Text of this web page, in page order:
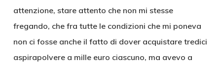
attenzione, stare attento che non mi stesse
fregando, che fra tutte le condizioni che mi poneva
non ci fosse anche il fatto di dover acquistare tredici
aspirapolvere a mille euro ciascuno, ma avevo a